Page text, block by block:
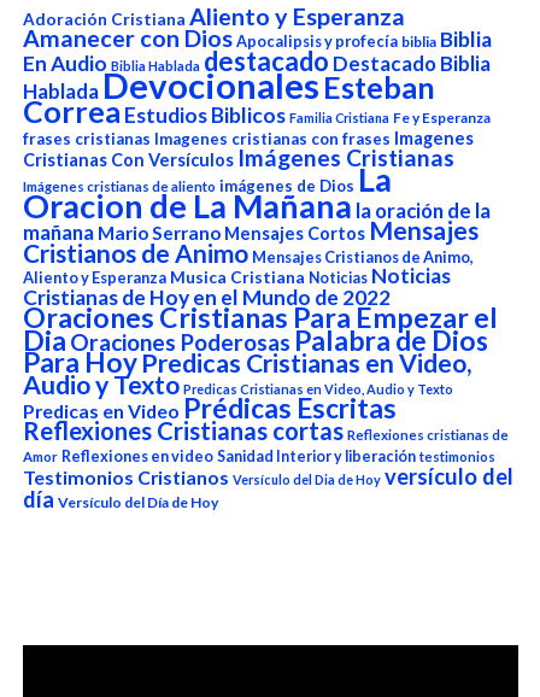
Adoración Cristiana Aliento y Esperanza
Amanecer con Dios Apocalipsis y profecía biblia Biblia
En Audio Biblia Hablada destacado Destacado Biblia
HabladaDevocionalesEsteban
Correa Estudios Biblicos Familia Cristiana Fe y Esperanza
frases cristianas Imagenes cristianas con frases Imagenes
Cristianas Con Versículos Imágenes Cristianas
Imágenes cristianas de aliento imágenes de Dios La
Oracion de La Mañana la oración de la
mañana Mario Serrano Mensajes Cortos Mensajes
Cristianos de Animo Mensajes Cristianos de Animo,
Aliento y Esperanza Musica Cristiana Noticias Noticias
Cristianas de Hoy en el Mundo de 2022
Oraciones Cristianas Para Empezar el
DiaOraciones Poderosas Palabra de Dios
Para Hoy Predicas Cristianas en Video,
Audio y Texto Predicas Cristianas en Video, Audio y Texto
Predicas en Video Prédicas Escritas
Reflexiones Cristianas cortas Reflexiones cristianas de
Amor Reflexiones en video Sanidad Interior y liberación testimonios
Testimonios Cristianos Versículo del Dia de Hoy versículo del
día Versículo del Día de Hoy
Reproductor